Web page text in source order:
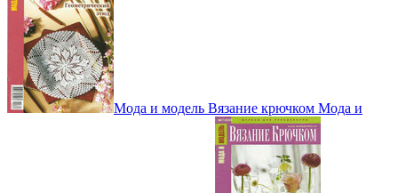
Мода и модель Вязание крючком Мода и